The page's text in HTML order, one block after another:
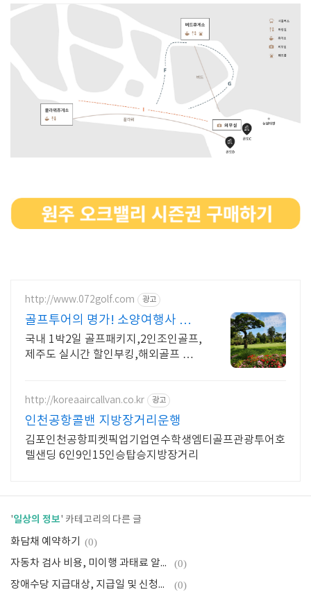
http://www.072golf.com 광고
골프투어의 명가! 소양여행사 골프
투어의 명가!
국내 1박2일 골프패키지,2인조인골프,
제주도 실시간 할인부킹,해외골프 특
http://koreaaircallvan.co.kr 광고
인천공항콜밴 지방장거리운행
김포인천공항피켓픽업기업연수학생엠티골프관광투어호
텔샌딩 6인9인15인승탑승지방장거리
'일상의 정보' 카테고리의 다른 글
화담채 예약하기 (0)
자동차 검사 비용, 미이행 과태료 알아보기 (0)
장애수당 지급대상, 지급일 및 신청서류 알아보고 신청 바로하기 (0)